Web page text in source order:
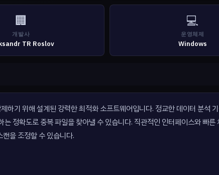
🏢
개발사
TR Roslov
💻
운영체제
Windows
기 위해 설계된 강력한 최적화 소프트웨어입니다. 정교한 데이터 분석
정확도로 중복 파일을 찾아낼 수 있습니다. 직관적인 인터페이스와 빠른
을 조정할 수 있습니다.